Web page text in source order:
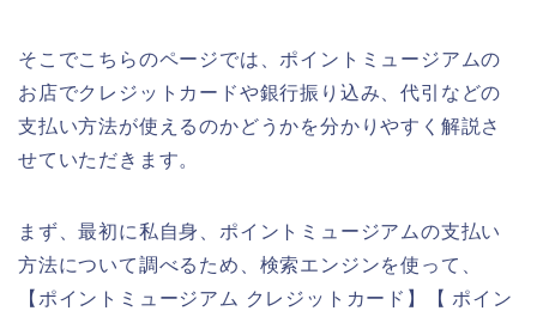
そこでこちらのページでは、ポイントミュージアムの
お店でクレジットカードや銀行振り込み、代引などの
支払い方法が使えるのかどうかを分かりやすく解説さ
せていただきます。
まず、最初に私自身、ポイントミュージアムの支払い
方法について調べるため、検索エンジンを使って、
【ポイントミュージアム クレジットカード】【 ポイン